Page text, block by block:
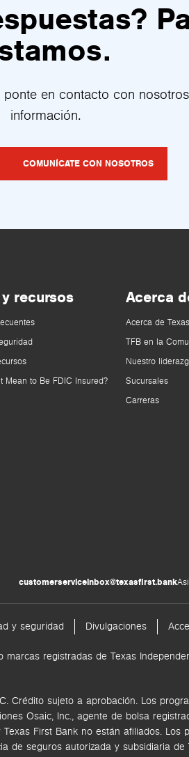
en contacto con
información.
COMUNÍCATE CON NOSOTROS
recursos
Mean to Be FDIC Insured?
Acerca
Acerca de
TFB en la
Nuestro
Sucursales
Carreras
customerserviceinbox@texasfirst.bank
y seguridad Divulgaciones
registradas de Texas
Crédito sujeto a aprobación. Los
Osaic, Inc., agente de bolsa
First Bank no están afiliados. Los
de seguros autorizada y subsidiaria